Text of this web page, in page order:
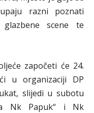
razni poznati
scene te
započeti će 24.
u organizaciji DP
slijedi u subotu
Nk Papuk“ i Nk